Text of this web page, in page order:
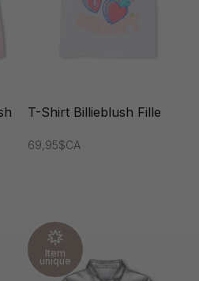
T-Shirt Billieblush Fille
69,95$CA
Item
unique